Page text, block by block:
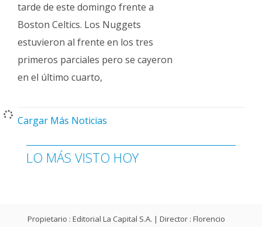
tarde de este domingo frente a
Boston Celtics. Los Nuggets
estuvieron al frente en los tres
primeros parciales pero se cayeron
en el último cuarto,
Cargar Más Noticias
LO MÁS VISTO HOY
Propietario : Editorial La Capital S.A. | Director : Florencio